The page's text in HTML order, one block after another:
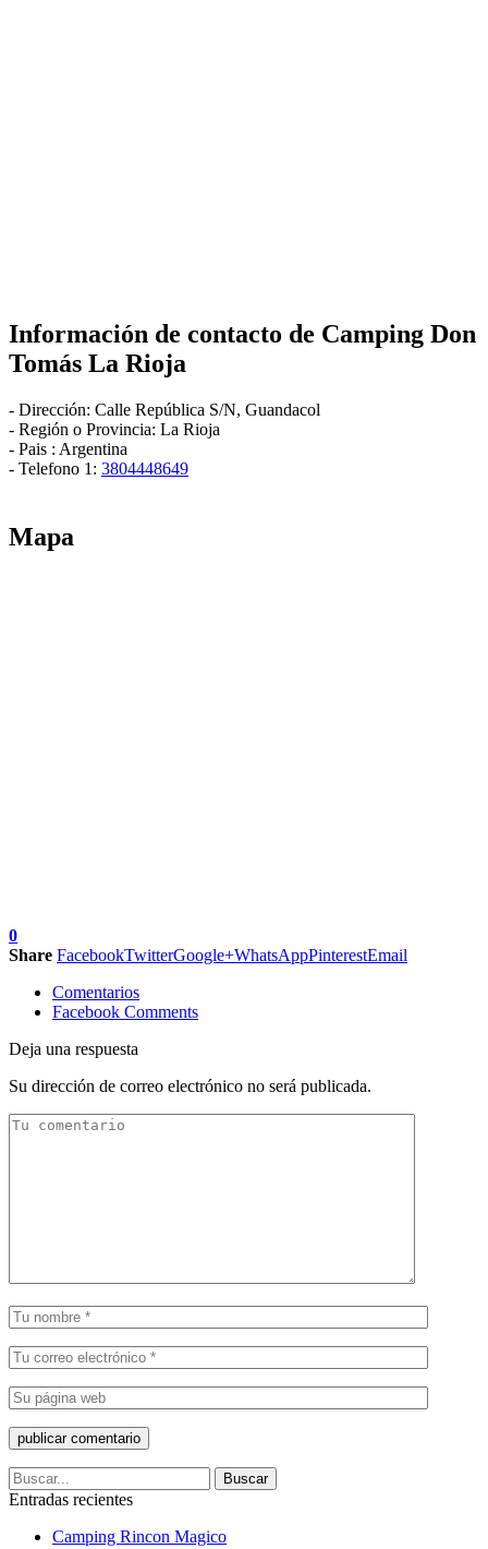
Información de contacto de Camping Don
Tomás La Rioja
- Dirección: Calle República S/N, Guandacol
- Región o Provincia: La Rioja
- Pais : Argentina
- Telefono 1: 3804448649
Mapa
0
Share FacebookTwitterGoogle+WhatsAppPinterestEmail
Comentarios
Facebook Comments
Deja una respuesta
Su dirección de correo electrónico no será publicada.
Entradas recientes
Camping Rincon Magico